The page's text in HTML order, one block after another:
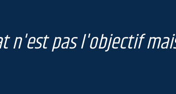
n'est pas l'objectif